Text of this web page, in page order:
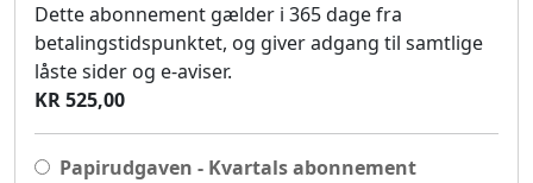
Dette abonnement gælder i 365 dage fra
betalingstidspunktet, og giver adgang til samtlige
låste sider og e-aviser.
KR 525,00
Papirudgaven - Kvartals abonnement